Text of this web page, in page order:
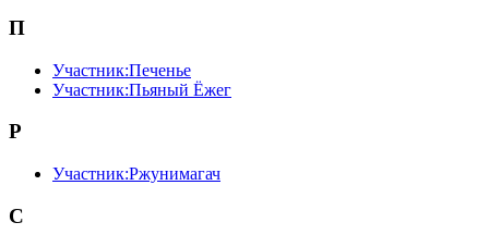
П
Участник:Печенье
Участник:Пьяный Ёжег
Р
Участник:Ржунимагач
С